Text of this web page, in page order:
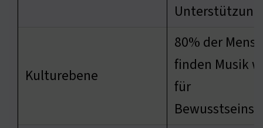
Unterstützung
Kulturebene
80% der
finden Musik
für